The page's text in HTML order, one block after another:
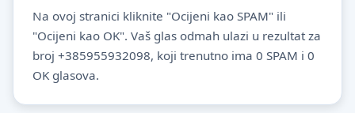
Na ovoj stranici kliknite "Ocijeni kao SPAM" ili
"Ocijeni kao OK". Vaš glas odmah ulazi u rezultat za
broj +385955932098, koji trenutno ima 0 SPAM i 0
OK glasova.